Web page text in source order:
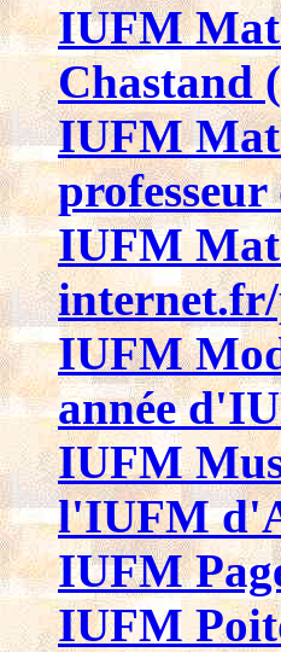
IUFM
Chastand
IUFM
IUFM
IUFM
année
IUFM
l'IUFM
IUFM
IUFM